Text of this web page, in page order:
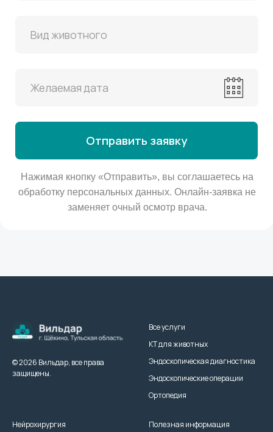
© 2026 Вильдар, все права
защищены.
Все услуги
КТ для животных
Эндоскопическая диагностика
Эндоскопические операции
Ортопедия
Нейрохирургия Полезная информация